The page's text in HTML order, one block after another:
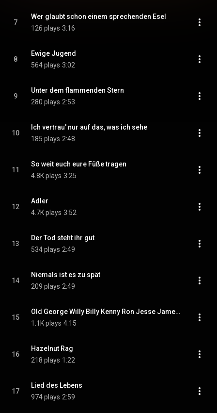
7
Wer glaubt schon einem sprechenden Esel
126 plays 3:16
8
Ewige Jugend
564 plays 3:02
9
Unter dem flammenden Stern
280 plays 2:53
10
Ich vertrau' nur auf das, was ich sehe
185 plays 2:48
11
So weit euch eure Füße tragen
4.8K plays 3:25
12
Adler
4.7K plays 3:52
13
Der Tod steht ihr gut
534 plays 2:49
14
Niemals ist es zu spät
209 plays 2:49
15
Old George Willy Billy Kenny Ron Jesse James Jack Jimmy Johnny Tom Stone
1.1K plays 4:15
16
Hazelnut Rag
218 plays 1:22
17
Lied des Lebens
974 plays 2:59